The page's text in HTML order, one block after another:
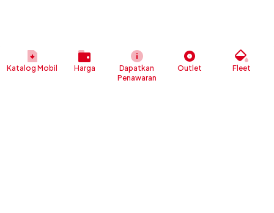
Katalog Mobil Harga
Dapatkan
Penawaran
Outlet Fleet